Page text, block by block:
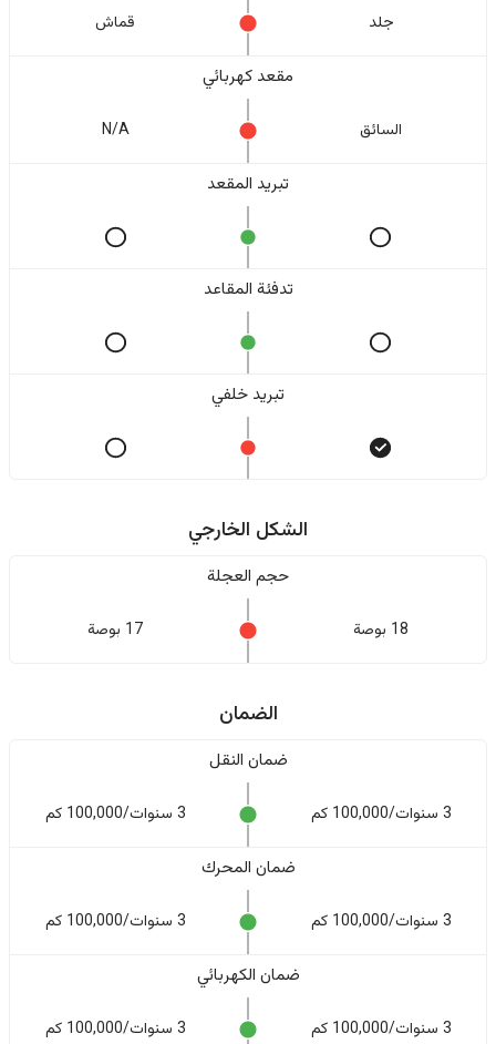
جلد قماش
مقعد كهربائي
السائق N/A
تبريد المقعد
تدفئة المقاعد
تبريد خلفي
الشكل الخارجي
حجم العجلة
18 بوصة 17 بوصة
الضمان
ضمان النقل
3 سنوات/100,000 كم 3 سنوات/100,000 كم
ضمان المحرك
3 سنوات/100,000 كم 3 سنوات/100,000 كم
ضمان الكهربائي
3 سنوات/100,000 كم 3 سنوات/100,000 كم